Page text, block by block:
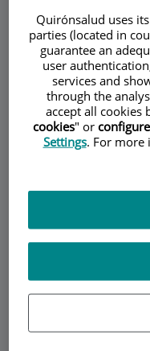
DescripcióServeis
Horari
rotador
La tendinopatia del
afecció dolorosa i
tendons i músculs
l'espatlla. Aquesta
en gravetat, des
lesió més greu
Quirónsalud uses
parties (located in
guarantee an
user
services and
through the
accept all cookies
cookies" or
Settings. For more